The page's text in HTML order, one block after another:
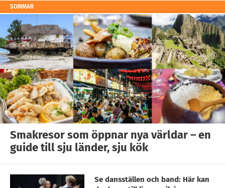
SOMMAR
Smakresor som öppnar nya världar – en
guide till sju länder, sju kök
Se dansställen och band: Här kan